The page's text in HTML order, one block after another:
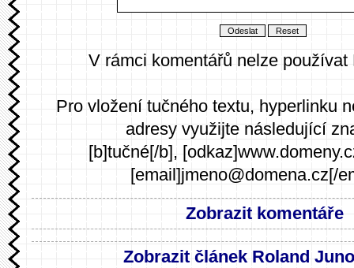
V rámci komentářů nelze používat
Pro vložení tučného textu, hyperlinku
adresy využijte následující
[b]tučné[/b],
[email]jmeno@domena.cz[/
Zobrazit komentáře
Zobrazit článek Roland